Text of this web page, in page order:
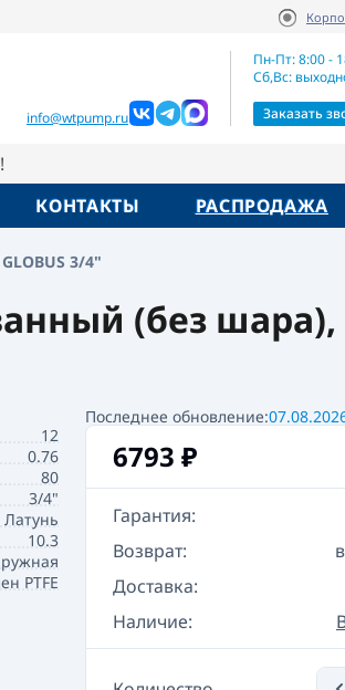
info@wtpump.ru
Пн-Пт: 8:00 -
Сб,Вс:
Заказать
КОНТАКТЫ РАСПРОДАЖА
3/4"
(без шара),
Последнее обновление:
12
0.76
80
3/4"
Латунь
10.3
PTFE
6793 ₽
Гарантия:
Возврат:
Доставка:
Наличие:
товары